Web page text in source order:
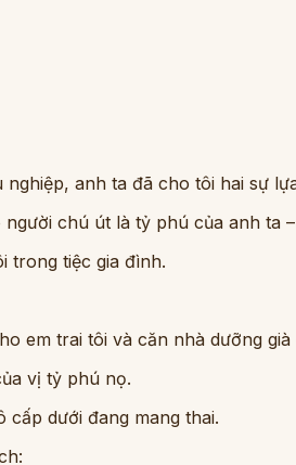
anh ta đã cho tôi hai sự
chú út là tỷ phú của anh ta
trong tiệc gia đình.
em trai tôi và căn nhà dưỡng
vị tỷ phú nọ.
cấp dưới đang mang thai.